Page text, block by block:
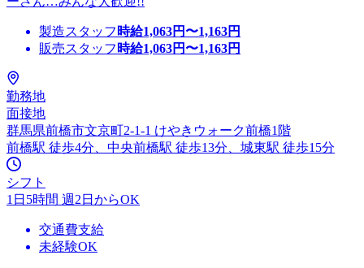
製造スタッフ 時給1,063円〜1,163円
販売スタッフ 時給1,063円〜1,163円
勤務地
面接地
群馬県前橋市文京町2-1-1 けやきウォーク前橋1階
前橋駅 徒歩4分、中央前橋駅 徒歩13分、城東駅 徒歩15分
シフト
1日5時間 週2日からOK
交通費支給
未経験OK